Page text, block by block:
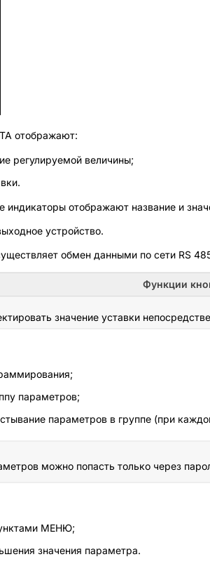
отображают:
регулируемой величины;
отображают название и
устройство.
обмен данными по сети RS
Функции
значение уставки
параметров;
параметров в группе (при
можно попасть только через
МЕНЮ;
значения параметра.